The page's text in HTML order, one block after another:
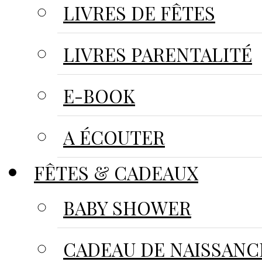
LIVRES DE FÊTES
LIVRES PARENTALITÉ
E-BOOK
A ÉCOUTER
FÊTES & CADEAUX
BABY SHOWER
CADEAU DE